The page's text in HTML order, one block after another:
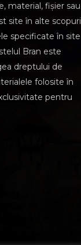
material, fișier sau
site în alte scopuri
specificate în site
Bran este
dreptului de
folosite în
pentru